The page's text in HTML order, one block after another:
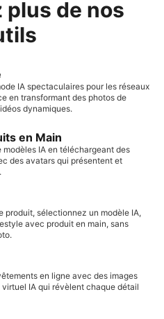
plus de nos
IA spectaculaires pour les réseaux
en transformant des photos de
dynamiques.
en Main
IA en téléchargeant des
des avatars qui présentent et
produit, sélectionnez un modèle IA,
avec produit en main, sans
en ligne avec des images
virtuel IA qui révèlent chaque détail